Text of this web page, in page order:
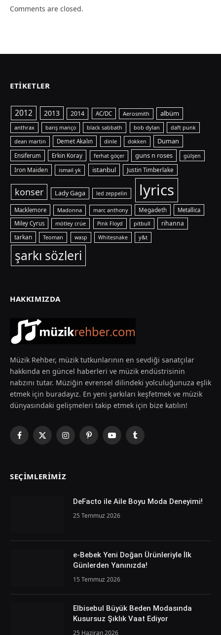
Comments are closed.
ETIKETLER
2012 2013 2014 AC/DC Aerosmith albüm
anthrax barış manço black sabbath bob dylan daft punk
dean martin Demet Akalın dinle dokken Duman
Ensiferum Erkin Koray ferhat göçer guns n roses gülşen
Iron Maiden ismail yk istanbul Justin Timberlake
konser Lady Gaga led zeppelin lyrics
Macklemore Madonna marc anthony Megadeth
Metallica
Miley Cyrus
mötley crüe Pink Floyd pitbull rihanna
tarkan Teoman wasp Whitesnake y&t
şarkı sözleri
HAKKIMIZDA
Müzik Rehber, müzik tutkunlarının en sevdiği sanatçılar
hakkında en güncel haberleri ve müzik endüstrisinin
nabzını tutar. Müziğin evrensel dilindeki yolculuğunuza eşlik
etmek için buradayız. En yeni şarkıları keşfetmek ve müzik
dünyasındaki gelişmeleri takip etmek için bize katılın!
Facebook
X
InstagramPinterestYouTubeTumblr
SEÇIMLERIMIZ
DeFacto ile Aile Boyu Moda Deneyimi!
25 Temmuz 2026
e-Bebek Yeni Doğan Ürünleriyle İlk
Günlerden Yanınızda!
15 Temmuz 2026
Elbisebul Büyük Beden Modasında
Kusursuz Şıklık Vaat Ediyor
25 Haziran 2026